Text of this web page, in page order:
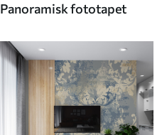
Panoramisk fototapet